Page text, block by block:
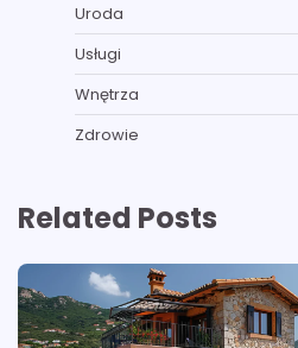
Uroda
Usługi
Wnętrza
Zdrowie
Related Posts